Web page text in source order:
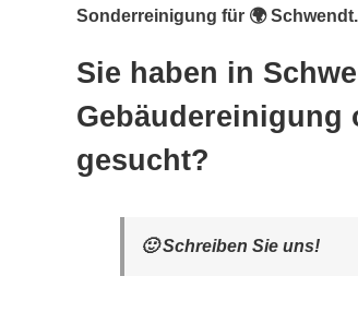
Sonderreinigung für 🌍
Sie haben in
Gebäudereinigung
gesucht?
🙂 Schreiben Sie uns!